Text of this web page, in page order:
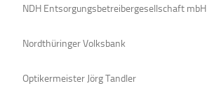
NDH Entsorgungsbetreibergesellschaft mbH
Nordthüringer Volksbank
Optikermeister Jörg Tandler